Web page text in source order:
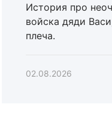
История про
войска дяди
плеча.
02.08.2026